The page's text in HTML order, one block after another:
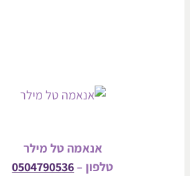
אנאמה טל מילר
טלפון –0504790536